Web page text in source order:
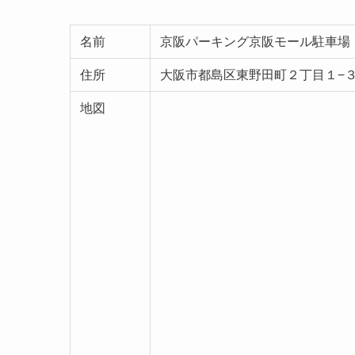
名前 京阪パーキング京阪モール駐車場
住所 大阪市都島区東野田町２丁目１−
地図